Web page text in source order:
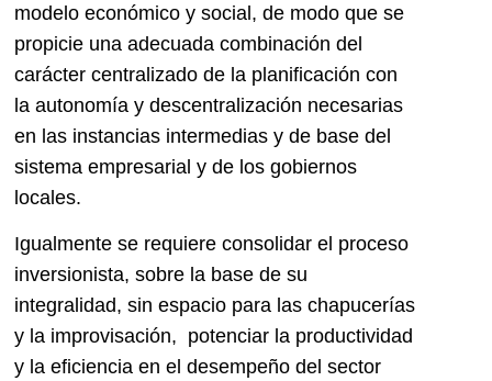
modelo económico y social, de modo que se
propicie una adecuada combinación del
carácter centralizado de la planificación con
la autonomía y descentralización necesarias
en las instancias intermedias y de base del
sistema empresarial y de los gobiernos
locales.
Igualmente se requiere consolidar el proceso
inversionista, sobre la base de su
integralidad, sin espacio para las chapucerías
y la improvisación, potenciar la productividad
y la eficiencia en el desempeño del sector